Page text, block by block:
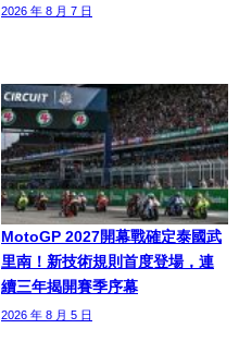
2026 年 8 月 7 日
MotoGP 2027開幕戰確定泰國武
里南！新技術規則首度登場，連
續三年揭開賽季序幕
2026 年 8 月 5 日